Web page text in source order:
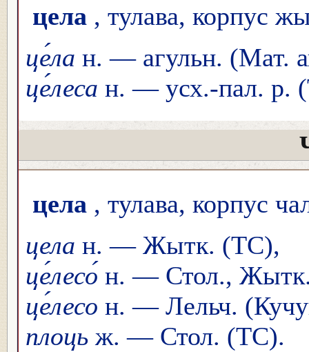
цела , тулава, корпус
це́ла н. — агульн. (Мат.
це́леса н. — усх.-пал.
цела , тулава, корпус
цела н. — Жытк. (ТС),
це́лесо́ н. — Стол.,
це́лесо н. — Лельч.
плоць ж. — Стол. (ТС).